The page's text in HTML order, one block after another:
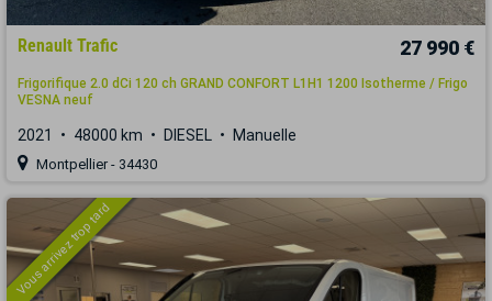
Renault Trafic 27 990 €
Frigorifique 2.0 dCi 120 ch GRAND CONFORT L1H1 1200 Isotherme / Frigo
VESNA neuf
2021 48000 km DIESEL Manuelle
Montpellier - 34430
Vous arrivez trop tard